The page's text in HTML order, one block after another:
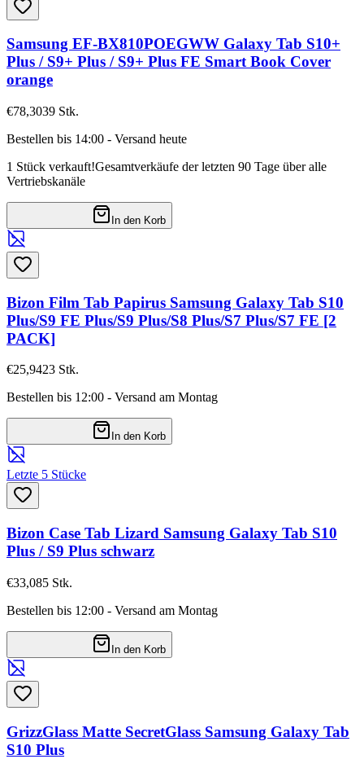
Samsung EF-BX810POEGWW Galaxy Tab S10+
Plus / S9+ Plus / S9+ Plus FE Smart Book Cover
orange
€78,3039 Stk.
Bestellen bis 14:00 - Versand heute
1 Stück verkauft!Gesamtverkäufe der letzten 90 Tage über alle
Vertriebskanäle
In den Korb
Bizon Film Tab Papirus Samsung Galaxy Tab S10
Plus/S9 FE Plus/S9 Plus/S8 Plus/S7 Plus/S7 FE [2
PACK]
€25,9423 Stk.
Bestellen bis 12:00 - Versand am Montag
In den Korb
Letzte 5 Stücke
Bizon Case Tab Lizard Samsung Galaxy Tab S10
Plus / S9 Plus schwarz
€33,085 Stk.
Bestellen bis 12:00 - Versand am Montag
In den Korb
GrizzGlass Matte SecretGlass Samsung Galaxy Tab
S10 Plus